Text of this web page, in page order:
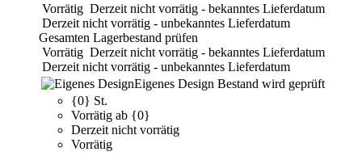
Vorrätig Derzeit nicht vorrätig - bekanntes Lieferdatum
Derzeit nicht vorrätig - unbekanntes Lieferdatum
Gesamten Lagerbestand prüfen
Vorrätig Derzeit nicht vorrätig - bekanntes Lieferdatum
Derzeit nicht vorrätig - unbekanntes Lieferdatum
Eigenes Design Bestand wird geprüft
{0} St.
Vorrätig ab {0}
Derzeit nicht vorrätig
Vorrätig